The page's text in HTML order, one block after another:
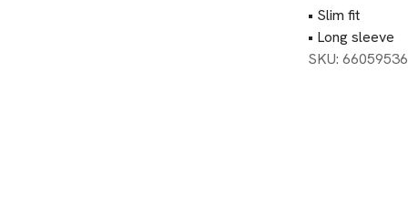
Beskrivning
• Slim fit
• Long sleeve
SKU: 66059536